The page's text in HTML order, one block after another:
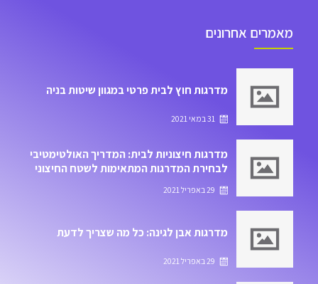
מאמרים אחרונים
מדרגות חוץ לבית פרטי במגוון שיטות בניה
31 במאי 2021
מדרגות חיצוניות לבית: המדריך האולטימטיבי
לבחירת המדרגות המתאימות לשטח החיצוני
של הבית
29 באפריל 2021
מדרגות אבן לגינה: כל מה שצריך לדעת
29 באפריל 2021